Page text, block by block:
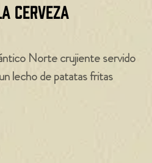
Cerveza
Norte crujiente servido
lecho de patatas fritas